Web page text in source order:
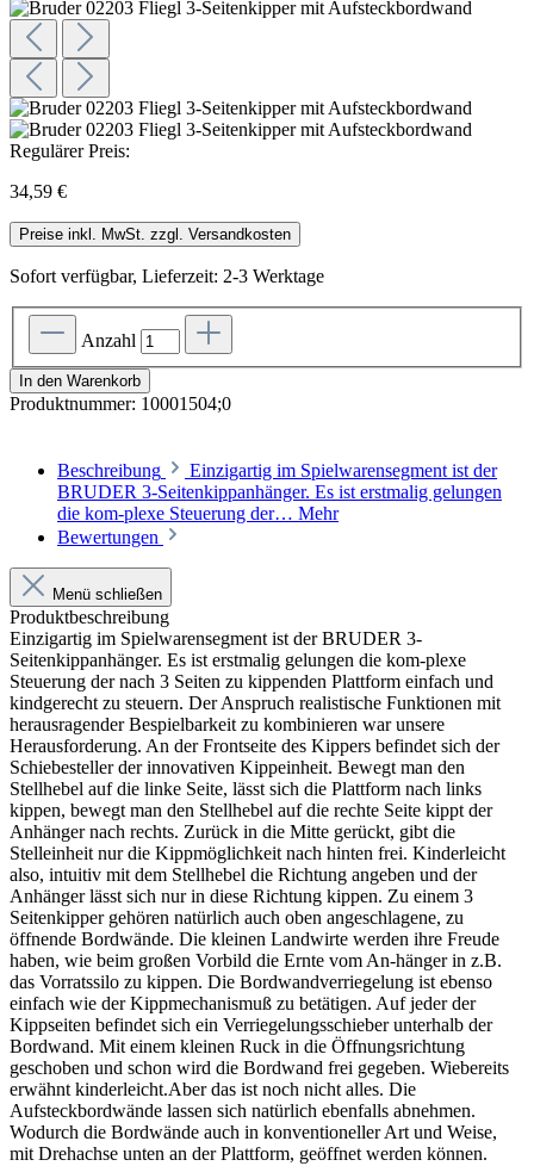
Regulärer Preis:
34,59 €
Preise inkl. MwSt. zzgl. Versandkosten
Sofort verfügbar, Lieferzeit: 2-3 Werktage
Anzahl
In den Warenkorb
Produktnummer: 10001504;0
Beschreibung
Einzigartig im Spielwarensegment ist der
BRUDER 3-Seitenkippanhänger. Es ist erstmalig gelungen
die kom-plexe Steuerung der… Mehr
Bewertungen
Menü schließen
Produktbeschreibung
Einzigartig im Spielwarensegment ist der BRUDER 3-
Seitenkippanhänger. Es ist erstmalig gelungen die kom-plexe
Steuerung der nach 3 Seiten zu kippenden Plattform einfach und
kindgerecht zu steuern. Der Anspruch realistische Funktionen mit
herausragender Bespielbarkeit zu kombinieren war unsere
Herausforderung. An der Frontseite des Kippers befindet sich der
Schiebesteller der innovativen Kippeinheit. Bewegt man den
Stellhebel auf die linke Seite, lässt sich die Plattform nach links
kippen, bewegt man den Stellhebel auf die rechte Seite kippt der
Anhänger nach rechts. Zurück in die Mitte gerückt, gibt die
Stelleinheit nur die Kippmöglichkeit nach hinten frei. Kinderleicht
also, intuitiv mit dem Stellhebel die Richtung angeben und der
Anhänger lässt sich nur in diese Richtung kippen. Zu einem 3
Seitenkipper gehören natürlich auch oben angeschlagene, zu
öffnende Bordwände. Die kleinen Landwirte werden ihre Freude
haben, wie beim großen Vorbild die Ernte vom An-hänger in z.B.
das Vorratssilo zu kippen. Die Bordwandverriegelung ist ebenso
einfach wie der Kippmechanismuß zu betätigen. Auf jeder der
Kippseiten befindet sich ein Verriegelungsschieber unterhalb der
Bordwand. Mit einem kleinen Ruck in die Öffnungsrichtung
geschoben und schon wird die Bordwand frei gegeben. Wiebereits
erwähnt kinderleicht.Aber das ist noch nicht alles. Die
Aufsteckbordwände lassen sich natürlich ebenfalls abnehmen.
Wodurch die Bordwände auch in konventioneller Art und Weise,
mit Drehachse unten an der Plattform, geöffnet werden können.